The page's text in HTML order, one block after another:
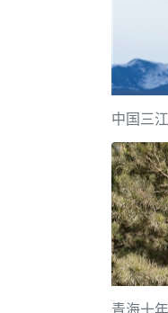
中国三
青海十